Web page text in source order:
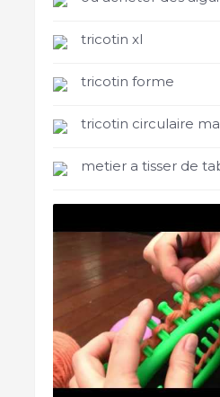
tricotin xl
tricotin forme
tricotin circulaire
metier a tisser de